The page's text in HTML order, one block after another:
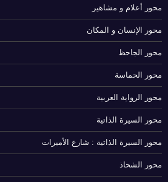
محور أعلام و مشاهير
محور الإنسان و المكان
محور الجاحظ
محور الحماسة
محور الرواية العربية
محور السيرة الذاتية
محور السيرة الذاتية : شارع الأميرات
محور الشحاذ